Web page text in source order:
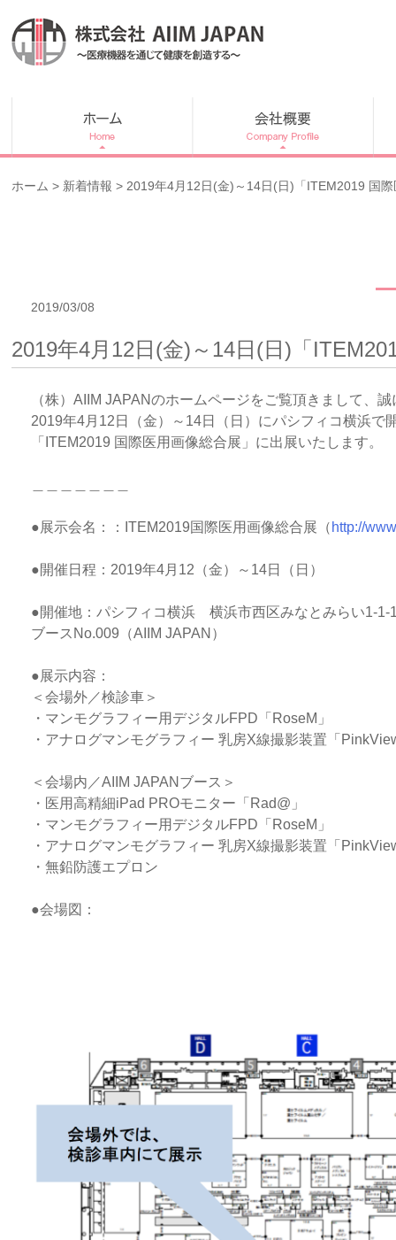
容
プ
ホーム > 新着情報 > 2019年4月12日(金)～14日(日)「ITEM2019 国
2019/03/08
2019年4月12日(金)～14日(日)「
（株）AIIM JAPANのホームページをご覧頂きまして、
2019年4月12日（金）～14日（日）にパシフィコ横浜で
「ITEM2019 国際医用画像総合展」に出展いたします。
●展示会名：：ITEM2019国際医用画像総合展（ http://
●開催日程：2019年4月12（金）～14日（日）
●開催地：パシフィコ横浜 横浜市西区みなとみらい1-1-
ブースNo.009（AIIM JAPAN）
●展示内容：
＜会場外／検診車＞
・マンモグラフィー用デジタルFPD「RoseM」
・アナログマンモグラフィー 乳房X線撮影装置「
＜会場内／AIIM JAPANブース＞
・医用高精細iPad PROモニター「Rad@」
・マンモグラフィー用デジタルFPD「RoseM」
・アナログマンモグラフィー 乳房X線撮影装置「
・無鉛防護エプロン
●会場図：